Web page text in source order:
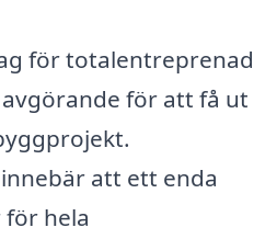
för totalentreprenad
för att få ut
att ett enda
hela